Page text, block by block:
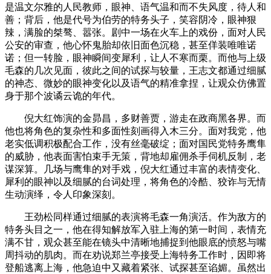
是温文尔雅的人民教师，眼神、语气温和而不失风度，待人和
善；背后，他是代号为伯劳的特务头子，笑容阴冷，眼神狠
辣，满脸的桀骜、嚣张。剧中一场在火车上的戏份，面对人民
公安的审查，他心怀鬼胎却依旧面色沉稳，甚至佯装唯唯诺
诺；但一转脸，眼神瞬间变犀利，让人不寒而栗。而他与上级
毛森的几次见面，彼此之间的试探与较量，王志文都通过细腻
的神态、微妙的眼神变化以及语气的精准拿捏，让观众仿佛置
身于那个波谲云诡的年代。
倪大红饰演的金昴昌，多财善贾，游走在政商黑各界。而
他也将角色的复杂性和多面性刻画得入木三分。面对我党，他
老实低调积极配合工作，没有丝毫破绽；面对国民党特务鹰隼
的威胁，他表面害怕束手无策，背地却雇佣杀手伺机反制，老
谋深算。几场与鹰隼的对手戏，倪大红通过丰富的表情变化、
犀利的眼神以及细腻的台词处理，将角色的冷酷、狡诈与无情
生动演绎，令人印象深刻。
王劲松同样通过细腻的表演将毛森一角演活。作为敌方的
特务头目之一，他在得知解放军入驻上海的第一时间，表情充
满不甘，观众甚至能在镜头中清晰地捕捉到他眼底的愤怒与嘴
周抖动的肌肉。而在劝说郑兰亭接受上海特务工作时，因即将
登船逃离上海，他急迫中又藏着紧张、试探甚至谄媚。虽然出